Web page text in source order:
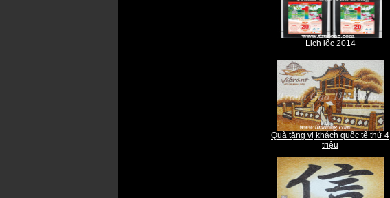
Lịch lốc 2014
Quà tặng vị khách quốc tế thứ 4
triệu